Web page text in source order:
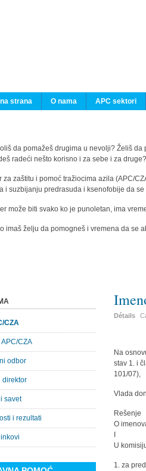
strana
O nama APC sektori
da pomažeš drugima u nevolji? Želiš
radeći nešto korisno i za sebe i za druge?
za zaštitu i pomoć tražiocima azila (APC/
i suzbijanju predrasuda i ksenofobije da
može biti svako ko je punoletan, ima
imaš želju da pomogneš i vremena da se
Détails
Na
stav 1. i
101/07),
Vlada
Rešenje
O
U
1. za
CZA
CZA
odbor
direktor
savet
i rezultati